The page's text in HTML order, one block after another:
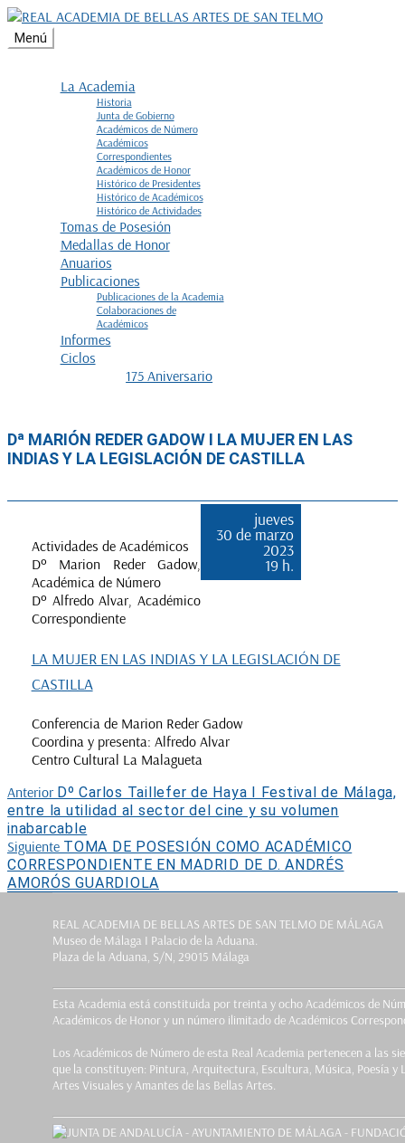
Ir
al
contenido
Menú
La Academia
Historia
Junta de Gobierno
Académicos de Número
Académicos
Correspondientes
Académicos de Honor
Histórico de Presidentes
Histórico de Académicos
Histórico de Actividades
Tomas de Posesión
Medallas de Honor
Anuarios
Publicaciones
Publicaciones de la Academia
Colaboraciones de
Académicos
Informes
Ciclos
175 Aniversario
Dª MARIÓN REDER GADOW I LA MUJER EN LAS
INDIAS Y LA LEGISLACIÓN DE CASTILLA
jueves
30 de marzo
2023
19 h.
Actividades de Académicos
Dº Marion Reder Gadow,
Académica de Número
Dº Alfredo Alvar, Académico
Correspondiente
LA MUJER EN LAS INDIAS Y LA LEGISLACIÓN DE
CASTILLA
Conferencia de Marion Reder Gadow
Coordina y presenta: Alfredo Alvar
Centro Cultural La Malagueta
entradas
Anterior Entrada
anterior:
Dº Carlos Taillefer de Haya I Festival de Málaga,
entre la utilidad al sector del cine y su volumen
inabarcable
Siguiente Entrada
siguiente:
TOMA DE POSESIÓN COMO ACADÉMICO
CORRESPONDIENTE EN MADRID DE D. ANDRÉS
AMORÓS GUARDIOLA
REAL ACADEMIA DE BELLAS ARTES DE SAN TELMO DE MÁLAGA
Museo de Málaga I Palacio de la Aduana.
Plaza de la Aduana, S/N, 29015 Málaga
Esta Academia está constituida por treinta y ocho Académicos de
Académicos de Honor y un número ilimitado de Académicos
Los Académicos de Número de esta Real Academia pertenecen a las
que la constituyen: Pintura, Arquitectura, Escultura, Música, Poesía y
Artes Visuales y Amantes de las Bellas Artes.